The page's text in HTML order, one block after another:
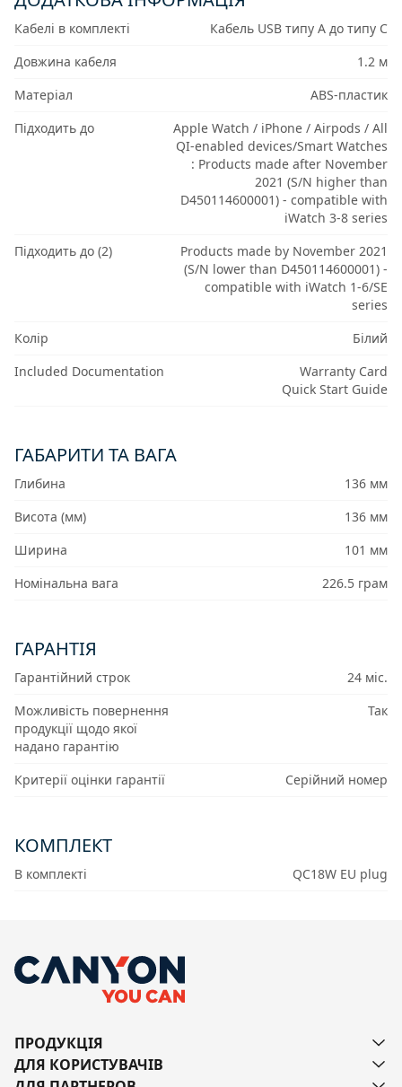
Кабелі в комплекті
Кабель USB типу A до типу C
Довжина кабеля
1.2 м
Матеріал
ABS-пластик
Підходить до
Apple Watch / iPhone / Airpods / All
QI-enabled devices/Smart Watches
: Products made after November
2021 (S/N higher than
D450114600001) - compatible with
iWatch 3-8 series
Підходить до (2)
Products made by November 2021
(S/N lower than D450114600001) -
compatible with iWatch 1-6/SE
series
Колір
Білий
Included Documentation
Warranty Card
Quick Start Guide
ГАБАРИТИ ТА ВАГА
Глибина
136 мм
Висота (мм)
136 мм
Ширина
101 мм
Номінальна вага
226.5 грам
ГАРАНТІЯ
Гарантійний строк
24 міс.
Можливість повернення
продукції щодо якої
надано гарантію
Так
Критерії оцінки гарантії Серійний номер
КОМПЛЕКТ
В комплекті QC18W EU plug
ПРОДУКЦІЯ
ДЛЯ КОРИСТУВАЧІВ